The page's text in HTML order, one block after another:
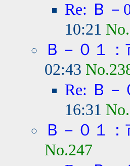
Re: Ｂ
10:21
Ｂ－０１
02:43
Re: Ｂ
16:31
Ｂ－０１
No.247